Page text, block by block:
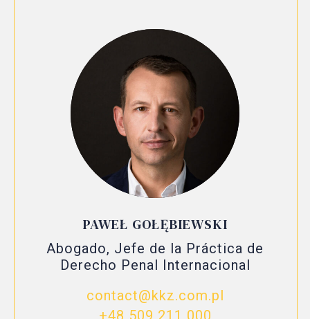
PAWEŁ GOŁĘBIEWSKI
Abogado, Jefe de la Práctica de
Derecho Penal Internacional
contact@kkz.com.pl
+48 509 211 000